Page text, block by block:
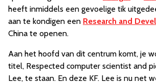
heeft inmiddels een gevoelige tik
aan te kondigen een Research and
China te openen.
Aan het hoofd van dit centrum komt, je
titel, Respected computer scientist and
Lee, te staan. En deze KF. Lee is nu net